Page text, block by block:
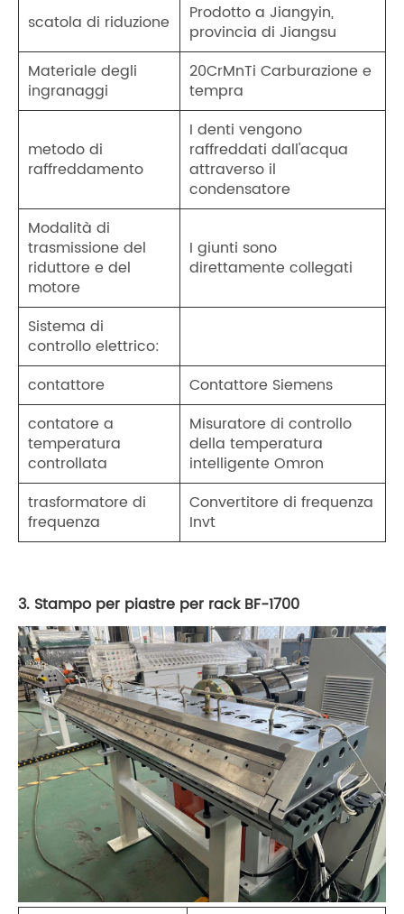
scatola di riduzione
Prodotto a Jiangyin,
provincia di Jiangsu
Materiale degli
ingranaggi
20CrMnTi Carburazione e
tempra
metodo di
raffreddamento
I denti vengono
raffreddati dall'acqua
attraverso il
condensatore
Modalità di
trasmissione del
riduttore e del
motore
I giunti sono
direttamente collegati
Sistema di
controllo elettrico:
contattore
Contattore Siemens
contatore a
temperatura
controllata
Misuratore di controllo
della temperatura
intelligente Omron
trasformatore di
frequenza
Convertitore di frequenza
Invt
3. Stampo per piastre per rack BF-1700